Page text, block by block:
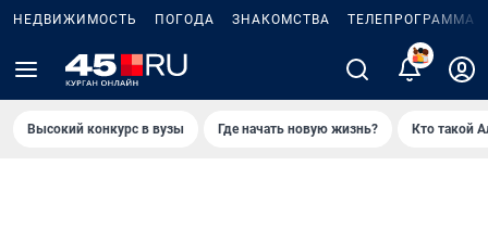
НЕДВИЖИМОСТЬ ПОГОДА ЗНАКОМСТВА ТЕЛЕПРОГРАММА
2
Высокий конкурс в вузы Где начать новую жизнь? Кто такой